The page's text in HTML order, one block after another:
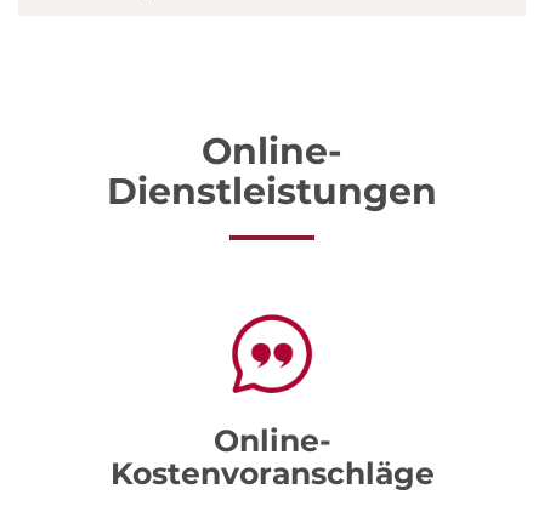
Online-
Dienstleistungen
Online-
Kostenvoranschläge